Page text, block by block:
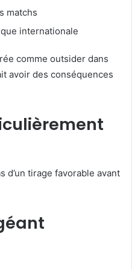
matchs
internationale
comme outsider dans
avoir des conséquences
d’un tirage favorable avant